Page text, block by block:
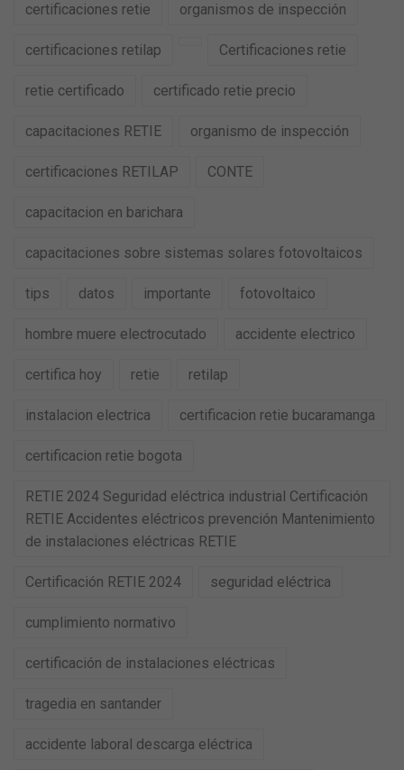
certificaciones retie organismos de inspección
certificaciones retilap Certificaciones retie
retie certificado certificado retie precio
capacitaciones RETIE organismo de inspección
certificaciones RETILAP CONTE
capacitacion en barichara
capacitaciones sobre sistemas solares fotovoltaicos
tips datos importante fotovoltaico
hombre muere electrocutado accidente electrico
certifica hoy retie retilap
instalacion electrica certificacion retie bucaramanga
certificacion retie bogota
RETIE 2024 Seguridad eléctrica industrial Certificación
RETIE Accidentes eléctricos prevención Mantenimiento
de instalaciones eléctricas RETIE
Certificación RETIE 2024 seguridad eléctrica
cumplimiento normativo
certificación de instalaciones eléctricas
tragedia en santander
accidente laboral descarga eléctrica